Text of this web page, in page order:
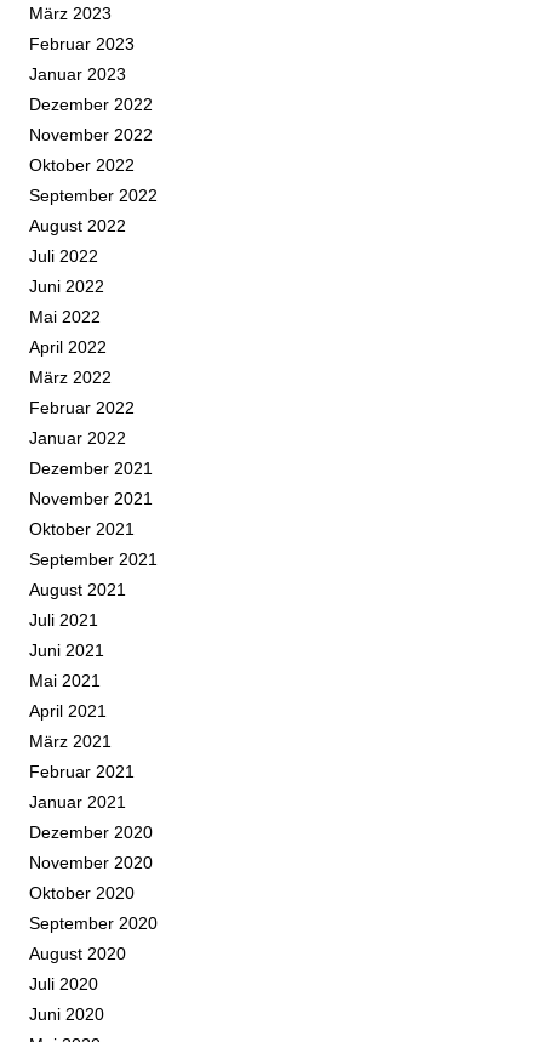
März 2023
Februar 2023
Januar 2023
Dezember 2022
November 2022
Oktober 2022
September 2022
August 2022
Juli 2022
Juni 2022
Mai 2022
April 2022
März 2022
Februar 2022
Januar 2022
Dezember 2021
November 2021
Oktober 2021
September 2021
August 2021
Juli 2021
Juni 2021
Mai 2021
April 2021
März 2021
Februar 2021
Januar 2021
Dezember 2020
November 2020
Oktober 2020
September 2020
August 2020
Juli 2020
Juni 2020